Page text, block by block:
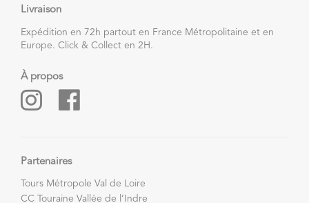
Livraison
Expédition en 72h partout en France Métropolitaine et en
Europe. Click & Collect en 2H.
À propos
Partenaires
Tours Métropole Val de Loire
CC Touraine Vallée de l’Indre